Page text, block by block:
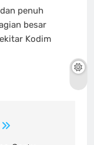
penuh
besar
Kodim